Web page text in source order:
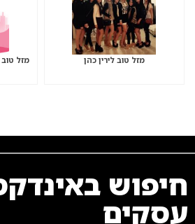
מזל טוב לירין כהן
מזל טוב
חיפוש
עסקים